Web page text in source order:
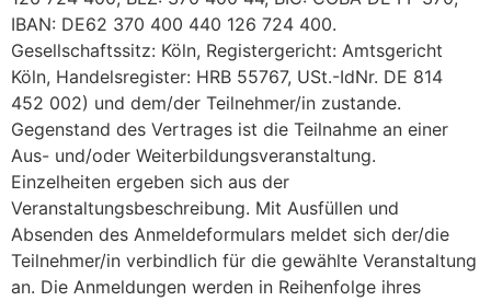
IBAN: DE62 370 400 440 126 724 400.
Gesellschaftssitz: Köln, Registergericht: Amtsgericht
Köln, Handelsregister: HRB 55767, USt.-IdNr. DE 814
452 002) und dem/der Teilnehmer/in zustande.
Gegenstand des Vertrages ist die Teilnahme an einer
Aus- und/oder Weiterbildungsveranstaltung.
Einzelheiten ergeben sich aus der
Veranstaltungsbeschreibung. Mit Ausfüllen und
Absenden des Anmeldeformulars meldet sich der/die
Teilnehmer/in verbindlich für die gewählte Veranstaltung
an. Die Anmeldungen werden in Reihenfolge ihres